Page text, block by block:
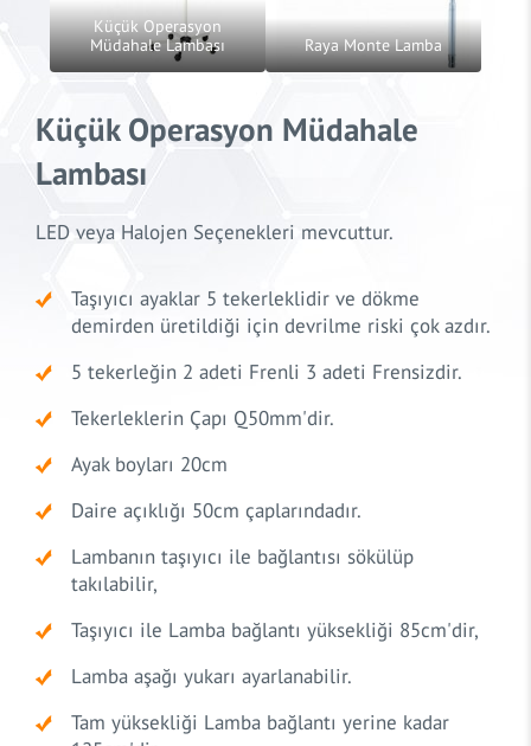
Küçük Operasyon
Müdahale Lambası
Raya Monte Lamba
Küçük Operasyon Müdahale
Lambası
LED veya Halojen Seçenekleri mevcuttur.
Taşıyıcı ayaklar 5 tekerleklidir ve dökme
demirden üretildiği için devrilme riski çok azdır.
5 tekerleğin 2 adeti Frenli 3 adeti Frensizdir.
Tekerleklerin Çapı Q50mm'dir.
Ayak boyları 20cm
Daire açıklığı 50cm çaplarındadır.
Lambanın taşıyıcı ile bağlantısı sökülüp
takılabilir,
Taşıyıcı ile Lamba bağlantı yüksekliği 85cm'dir,
Lamba aşağı yukarı ayarlanabilir.
Tam yüksekliği Lamba bağlantı yerine kadar